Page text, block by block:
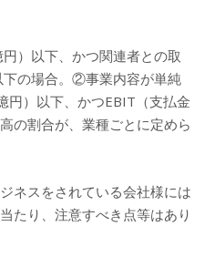
）以下、かつ関連者との取
の場合。②事業内容が単純
円）以下、かつEBIT（支払金
の割合が、業種ごとに定めら
ネスをされている会社様には
たり、注意すべき点等はあり